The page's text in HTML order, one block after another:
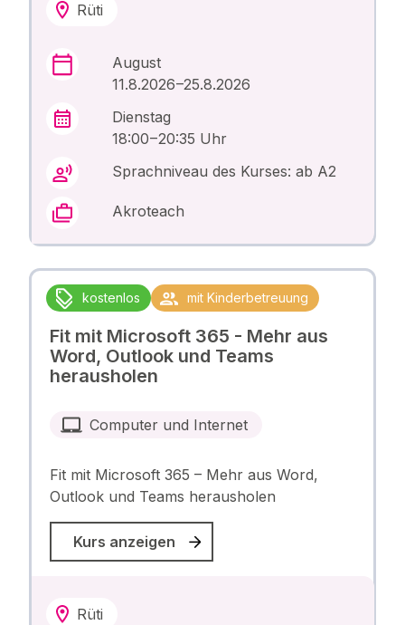
Rüti
August
11.8.2026 –25.8.2026
Dienstag
18:00 – 20:35 Uhr
Sprachniveau des Kurses: ab A2
Akroteach
kostenlos mit Kinderbetreuung
Fit mit Microsoft 365 - Mehr aus
Word, Outlook und Teams
herausholen
Computer und Internet
Fit mit Microsoft 365 – Mehr aus Word,
Outlook und Teams herausholen
Kurs anzeigen
Rüti